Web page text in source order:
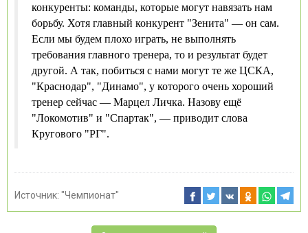
конкуренты: команды, которые могут навязать нам
борьбу. Хотя главный конкурент "Зенита" — он сам.
Если мы будем плохо играть, не выполнять
требования главного тренера, то и результат будет
другой. А так, побиться с нами могут те же ЦСКА,
"Краснодар", "Динамо", у которого очень хороший
тренер сейчас — Марцел Личка. Назову ещё
"Локомотив" и "Спартак", — приводит слова
Кругового "РГ".
Источник: "Чемпионат"